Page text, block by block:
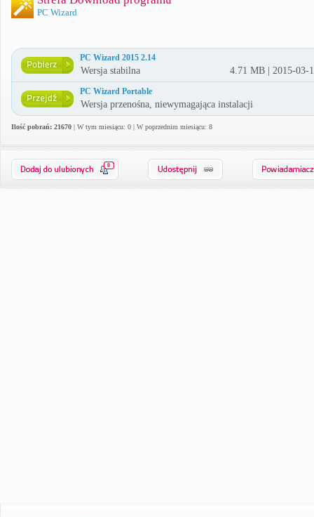
PC Wizard
PC Wizard 2015 2.14
Wersja stabilna 4.71 MB | 2015-03-
PC Wizard Portable
Wersja przenośna, niewymagająca instalacji
Ilość pobrań: 21670 | W tym miesiącu: 0 | W poprzednim miesiącu: 8
0